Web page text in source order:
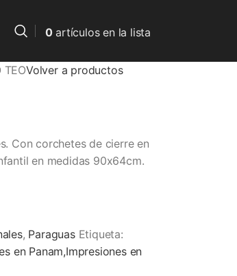
0artículosen la lista
TEOVolver a productos
Con corchetes de cierre en
en medidas 90x64cm.
, Paraguas Etiqueta:
en Panam,Impresiones en